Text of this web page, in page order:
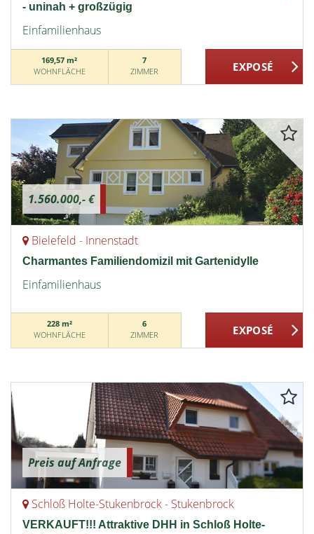
- uninah + großzügig
Einfamilienhaus
169,57 m²
WOHNFLÄCHE
7
ZIMMER
1.560.000,- €
Bielefeld - Innenstadt
Charmantes Familiendomizil mit Gartenidylle
Einfamilienhaus
228 m²
WOHNFLÄCHE
6
ZIMMER
Preis auf Anfrage
Schloß Holte-Stukenbrock - Stukenbrock
VERKAUFT!!! Attraktive DHH in Schloß Holte-